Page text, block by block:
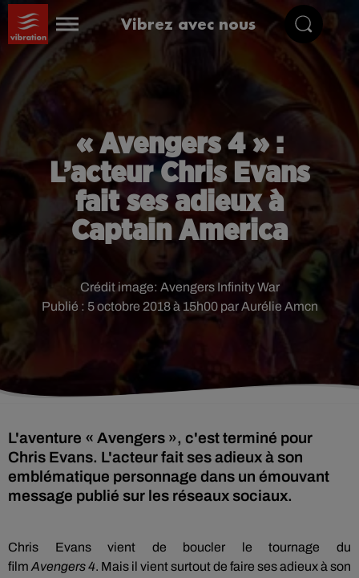
Vibrez avec nous
« Avengers 4 » :
L’acteur Chris Evans
fait ses adieux à
Captain America
Publié : 5 octobre 2018 à 15h00 par Aurélie Amcn
Crédit image: Avengers Infinity War
L'aventure « Avengers », c'est terminé pour
Chris Evans. L'acteur fait ses adieux à son
emblématique personnage dans un émouvant
message publié sur les réseaux sociaux.
Chris Evans vient de boucler
le tournage du
film Avengers4. Mais il vient surtout de faire ses adieux à son